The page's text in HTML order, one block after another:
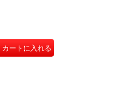
カートに入れる